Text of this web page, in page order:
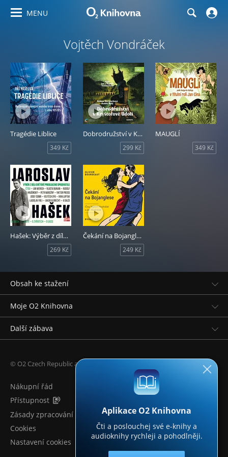
MENU
Vojtěch Vondráček
Tragédie Liblice
349 Kč
Dobrodružství v Kryštofově Údolí
299 Kč
MAUGLÍ
349 Kč
Hašek: Výběr z díla světově proslulého spisovatele
269 Kč
Čekání na Bojanglese
249 Kč
Obsah ke stažení
Moje O2 Knihovna
Další zábava
© O2 Czech Republic a.s.
Nákupní řád
Přístupnost
Zásady zpracování osobních údajů
Cookies
Nastavení cookies
Aplikace O2 Knihovna
Čti a poslouchej své e-knihy a
audioknihy rychleji a pohodlněji.